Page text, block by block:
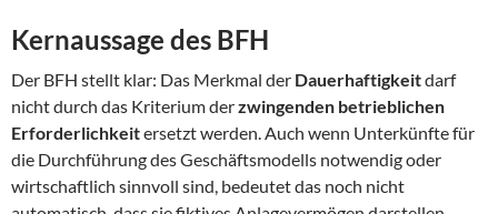
Kernaussage des BFH
Der BFH stellt klar: Das Merkmal der Dauerhaftigkeitdarf
nicht durch das Kriterium derzwingenden betrieblichen
Erforderlichkeitersetzt werden. Auch wenn Unterkünfte für
die Durchführung des Geschäftsmodells notwendig oder
wirtschaftlich sinnvoll sind, bedeutet das noch nicht